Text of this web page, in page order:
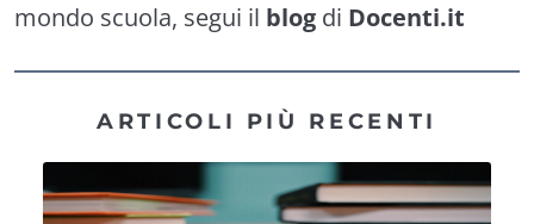
mondo scuola, segui il blog di Docenti.it
ARTICOLI PIÙ RECENTI